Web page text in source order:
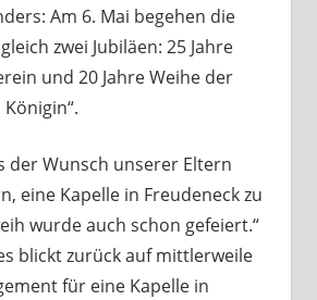
Am 6. Mai begehen die
zwei Jubiläen: 25 Jahre
und 20 Jahre Weihe der
der Wunsch unserer Eltern
eine Kapelle in Freudeneck zu
wurde auch schon gefeiert.“
blickt zurück auf mittlerweile
für eine Kapelle in